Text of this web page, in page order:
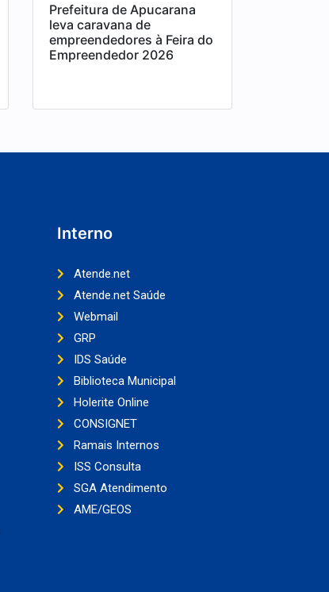
Prefeitura de Apucarana
leva caravana de
empreendedores à Feira do
Empreendedor 2026
Interno
Atende.net
Atende.net Saúde
Webmail
GRP
IDS Saúde
Biblioteca Municipal
Holerite Online
CONSIGNET
Ramais Internos
ISS Consulta
SGA Atendimento
AME/GEOS